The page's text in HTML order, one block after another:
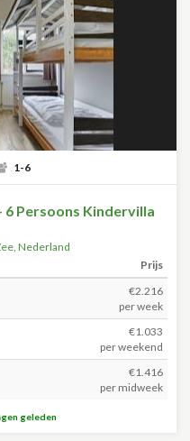
1-6
6 Persoons Kindervilla
, Nederland
Prijs
€2.216
per week
€1.033
per weekend
€1.416
per midweek
geleden